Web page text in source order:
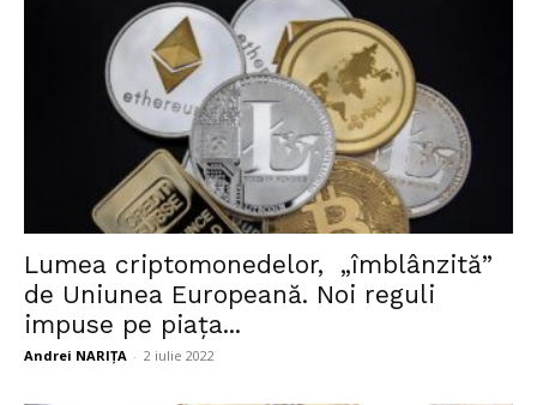
Lumea criptomonedelor, „îmblânzită”
de Uniunea Europeană. Noi reguli
impuse pe piața...
Andrei NARIȚA - 2 iulie 2022